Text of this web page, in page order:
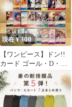
現在 ¥300
【ワンピース】ドン!!
カード ゴール・D・ロ
ジャーほか 計30枚 まと
め売り